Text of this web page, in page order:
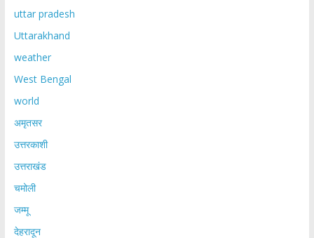
uttar pradesh
Uttarakhand
weather
West Bengal
world
अमृतसर
उत्तरकाशी
उत्तराखंड
चमोली
जम्मू
देहरादून